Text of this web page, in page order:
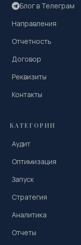
Блог в Телеграм
Направления
Отчетность
Договор
Реквизиты
Контакты
КАТЕГОРИИ
Аудит
Оптимизация
Запуск
Стратегия
Аналитика
Отчеты